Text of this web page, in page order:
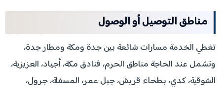
مناطق التوصيل أو الوصول
تغطي الخدمة مسارات شائعة بين جدة ومكة ومطار جدة،
وتشمل عند الحاجة مناطق الحرم، فنادق مكة، أجياد، العزيزية،
الشوقية، كدي، بطحاء قريش، جبل عمر، المسفلة، جرول،